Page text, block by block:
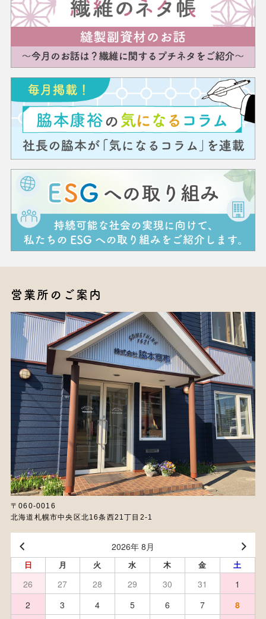
営業所のご案内
〒060-0016
北海道札幌市中央区北16条西21丁目2-1
2026年 8月
日 月 火 水 木 金 土
26 27 28 29 30 31
1
2
3 4 5 6 7
8